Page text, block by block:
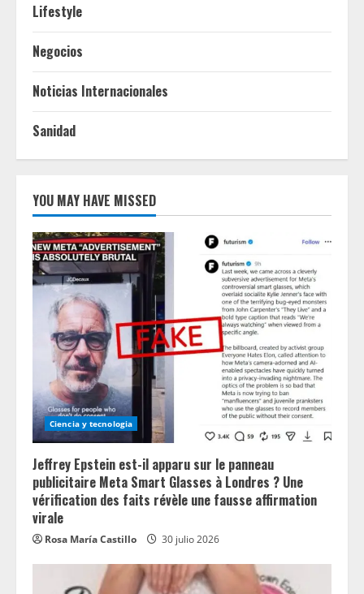
Lifestyle
Negocios
Noticias Internacionales
Sanidad
YOU MAY HAVE MISSED
Ciencia y tecnologia
Jeffrey Epstein est-il apparu sur le panneau
publicitaire Meta Smart Glasses à Londres ? Une
vérification des faits révèle une fausse affirmation
virale
Rosa María Castillo 30 julio 2026